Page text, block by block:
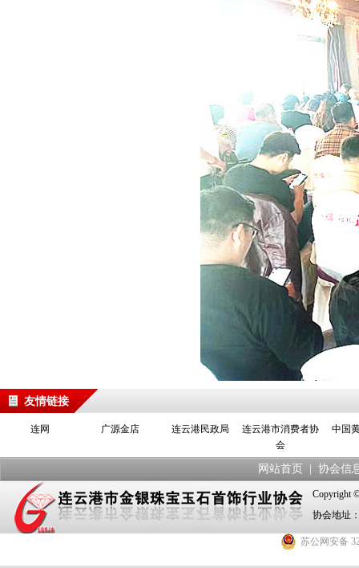
友情链接
连网 广源金店 连云港民政局
连云港市消费者协
会
中国
网站首页 协会信
Copyright
协会地址
苏公网安备